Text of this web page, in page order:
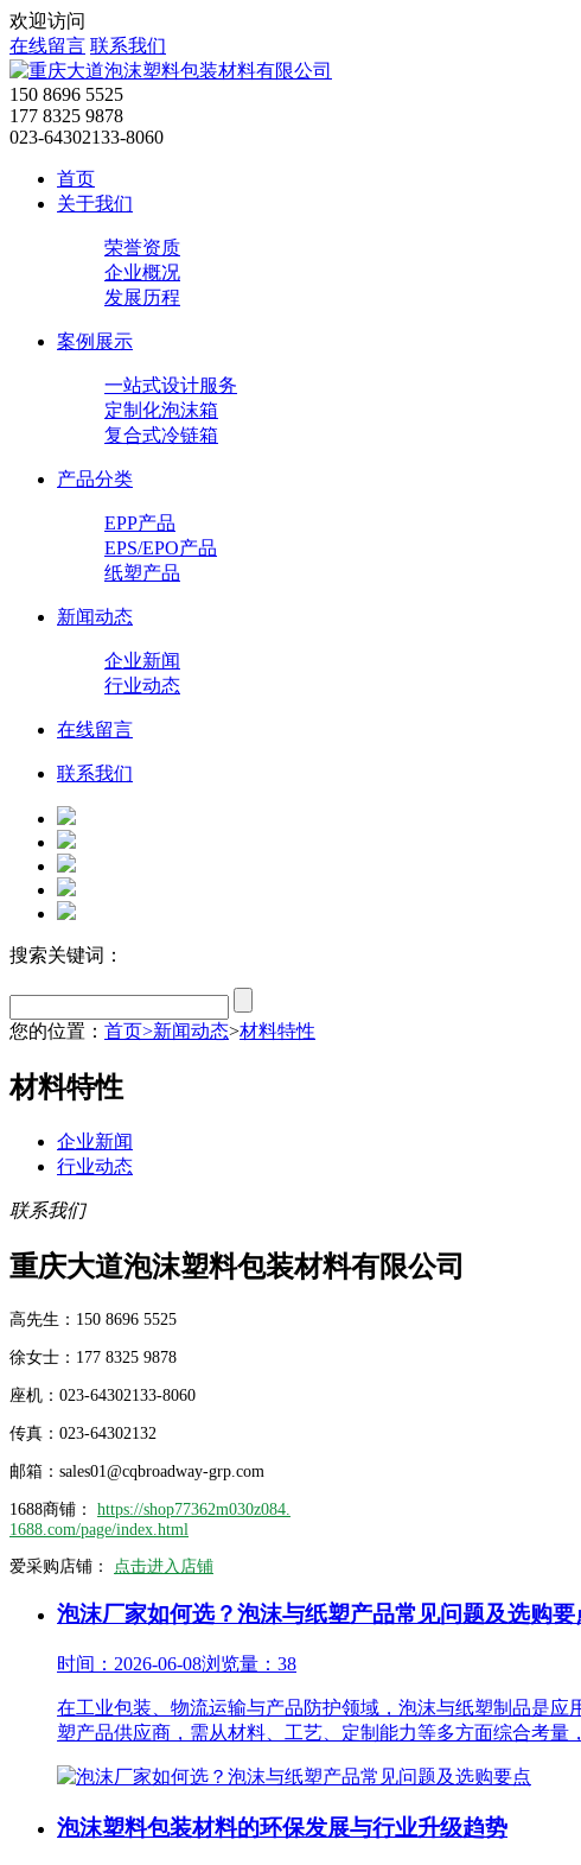
欢迎访问
在线留言 联系我们
150 8696 5525
177 8325 9878
023-64302133-8060
首页
关于我们
荣誉资质
企业概况
发展历程
案例展示
一站式设计服务
定制化泡沫箱
复合式冷链箱
产品分类
EPP产品
EPS/EPO产品
纸塑产品
新闻动态
企业新闻
行业动态
在线留言
联系我们
搜索关键词：
您的位置： 首页>新闻动态>材料特性
材料特性
企业新闻
行业动态
联系我们
重庆大道泡沫塑料包装材料有限公司
高先生：150 8696 5525
徐女士：177 8325 9878
座机：023-64302133-8060
传真：023-64302132
邮箱：sales01@cqbroadway-grp.com
1688商铺： https://shop77362m030z084.
1688.com/page/index.html
爱采购店铺： 点击进入店铺
泡沫厂家如何选？泡沫与纸塑产品常见问题及选购要
时间：2026-06-08浏览量：38
在工业包装、物流运输与产品防护领域，泡沫与纸塑制品是
塑产品供应商，需从材料、工艺、定制能力等多方面综合考量
泡沫塑料包装材料的环保发展与行业升级趋势